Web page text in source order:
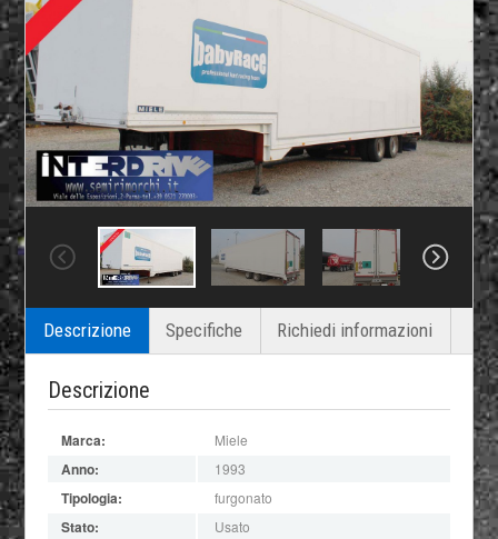
Descrizione Specifiche Richiedi informazioni
Descrizione
Marca: Miele
Anno: 1993
Tipologia: furgonato
Stato: Usato